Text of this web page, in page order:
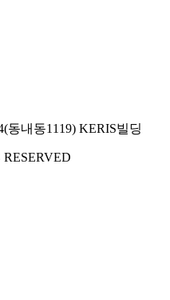
동내동1119) KERIS빌딩